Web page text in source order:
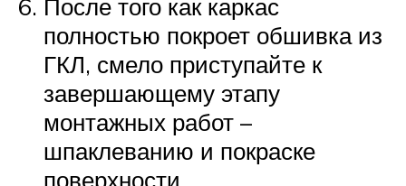
После того как каркас
полностью покроет обшивка из
ГКЛ, смело приступайте к
завершающему этапу
монтажных работ –
шпаклеванию и покраске
поверхности.